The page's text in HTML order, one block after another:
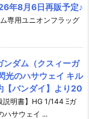
年8月6日再販予定♪
専用ユニオンフラッグ
ンダム（クスィーガ
光のハサウェイ キル
【バンダイ】より20
説明書】HG 1/144 Ξガ
ハサウェイ ...